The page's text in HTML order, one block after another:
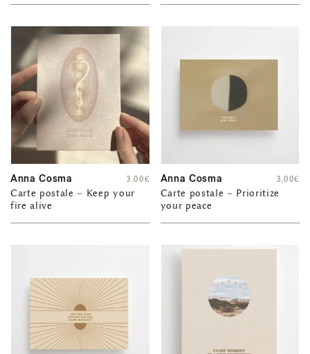
Anna Cosma
Carte postale – Keep your
fire alive
3,00€ Anna Cosma
Carte postale – Prioritize
your peace
3,00€